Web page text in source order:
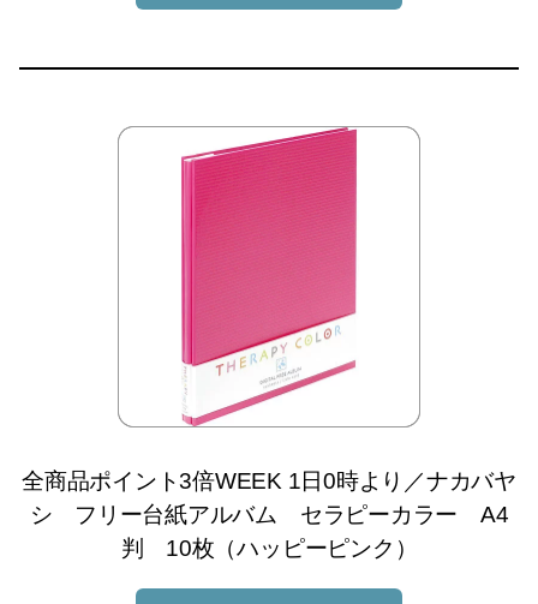
全商品ポイント3倍WEEK 1日0時より／ナカバヤ
シ フリー台紙アルバム セラピーカラー A4
判 10枚（ハッピーピンク）